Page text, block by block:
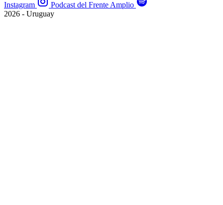
Instagram
Podcast del Frente Amplio
2026 - Uruguay